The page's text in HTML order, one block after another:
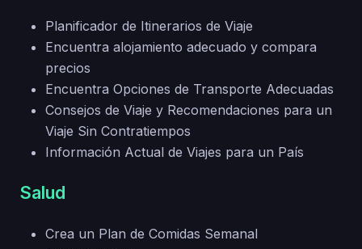
Planificador de Itinerarios de Viaje
Encuentra alojamiento adecuado y compara
precios
Encuentra Opciones de Transporte Adecuadas
Consejos de Viaje y Recomendaciones para un
Viaje Sin Contratiempos
Información Actual de Viajes para un País
Salud
Crea un Plan de Comidas Semanal